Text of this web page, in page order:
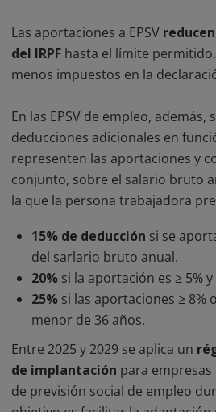
Las aportaciones a EPSV
del IRPF hasta el límite
menos impuestos en la
En las EPSV de empleo, además,
deducciones adicionales en
representen las aportaciones y
conjunto, sobre el salario bruto
la que la persona trabajadora
15% de deducción si se
del sarlario bruto anual.
20% si la aportación es ≥ 5% y
25% si las aportaciones ≥ 8%
menor de 36 años.
Entre 2025 y 2029 se aplica un
de implantación para
de previsión social de empleo